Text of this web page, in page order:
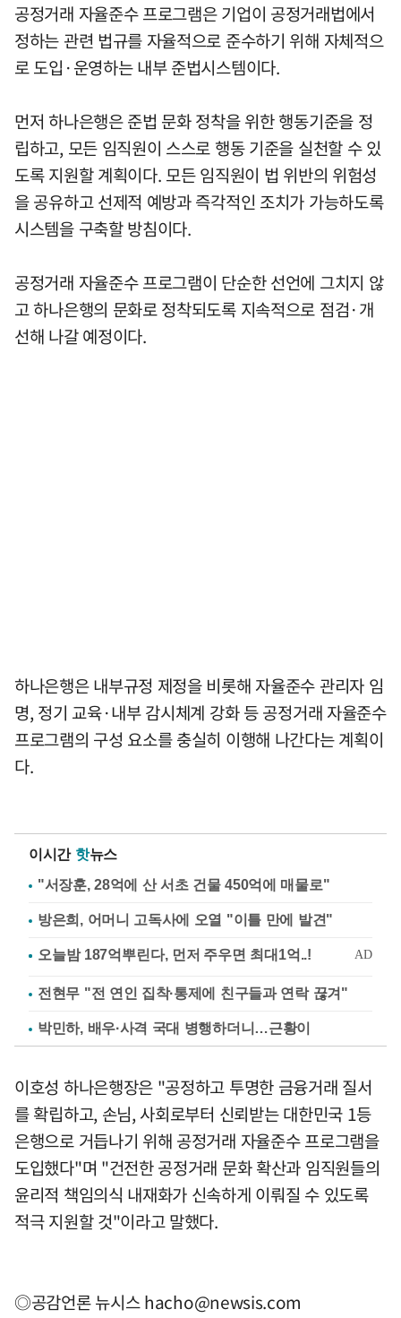
공정거래 자율준수 프로그램은 기업이 공정거래법에서
정하는 관련 법규를 자율적으로 준수하기 위해 자체적으
로 도입·운영하는 내부 준법시스템이다.
먼저 하나은행은 준법 문화 정착을 위한 행동기준을 정
립하고, 모든 임직원이 스스로 행동 기준을 실천할 수 있
도록 지원할 계획이다. 모든 임직원이 법 위반의 위험성
을 공유하고 선제적 예방과 즉각적인 조치가 가능하도록
시스템을 구축할 방침이다.
공정거래 자율준수 프로그램이 단순한 선언에 그치지 않
고 하나은행의 문화로 정착되도록 지속적으로 점검·개
선해 나갈 예정이다.
하나은행은 내부규정 제정을 비롯해 자율준수 관리자 임
명, 정기 교육·내부 감시체계 강화 등 공정거래 자율준수
프로그램의 구성 요소를 충실히 이행해 나간다는 계획이
다.
이시간 핫뉴스
"서장훈, 28억에 산 서초 건물 450억에 매물로"
방은희, 어머니 고독사에 오열 "이틀 만에 발견"
전현무 "전 연인 집착·통제에 친구들과 연락 끊겨"
박민하, 배우·사격 국대 병행하더니…근황이
이호성 하나은행장은 "공정하고 투명한 금융거래 질서
를 확립하고, 손님, 사회로부터 신뢰받는 대한민국 1등
은행으로 거듭나기 위해 공정거래 자율준수 프로그램을
도입했다"며 "건전한 공정거래 문화 확산과 임직원들의
윤리적 책임의식 내재화가 신속하게 이뤄질 수 있도록
적극 지원할 것"이라고 말했다.
◎공감언론 뉴시스hacho@newsis.com